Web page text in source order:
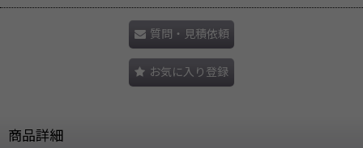
質問・見積依頼
お気に入り登録
商品詳細